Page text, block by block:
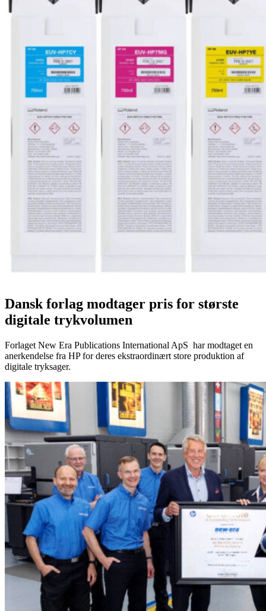
Dansk forlag modtager pris for største
digitale trykvolumen
Forlaget New Era Publications International ApS har modtaget en
anerkendelse fra HP for deres ekstraordinært store produktion af
digitale tryksager.